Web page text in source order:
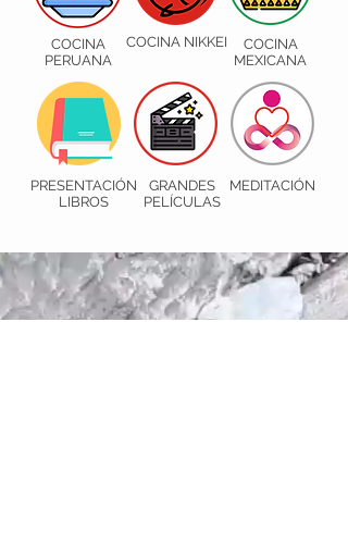
COCINA
PERUANA
COCINA NIKKEI
COCINA
MEXICANA
PRESENTACIÓN
LIBROS
GRANDES
PELÍCULAS
MEDITACIÓN